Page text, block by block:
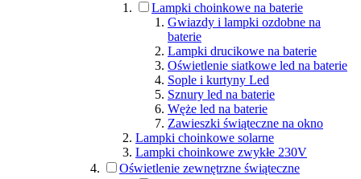
Lampki choinkowe na baterie
Gwiazdy i lampki ozdobne na
baterie
Lampki drucikowe na baterie
Oświetlenie siatkowe led na baterie
Sople i kurtyny Led
Sznury led na baterie
Węże led na baterie
Zawieszki świąteczne na okno
Lampki choinkowe solarne
Lampki choinkowe zwykłe 230V
Oświetlenie zewnętrzne świąteczne